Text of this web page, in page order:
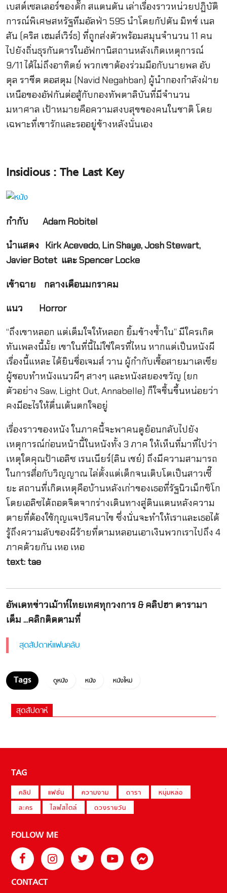
เบสต์เซลเลอร์ของดั๊ก สแตนตัน เล่าเรื่องราวหน่วยปฏิบัติ
การณ์พิเศษสหรัฐทีมอัลฟ่า 595 นำโดยกัปตัน มิทช์ เนล
สัน (คริส เฮมส์เวิร์ธ) ที่ถูกส่งตัวพร้อมสมุนจำนวน 11 คน
ไปยังถิ่นธุรกันดารในอัฟกานิสถานหลังเกิดเหตุการณ์
9/11 ได้ไม่ถึงอาทิตย์ พวกเขาต้องร่วมมือกับนายพล อับ
ดุล ราชีด ดอสตุม (Navid Negahban) ผู้นำกองกำลังฝ่าย
เหนือของอัฟกันต่อสู้กับกองทัพตาลิบันที่มีจำนวน
มหาศาล เป้าหมายคือความสงบสุขของคนในชาติ โดย
เฉพาะที่เขารักและรออยู่ข้างหลังนั่นเอง
Insidious : The Last Key
กำกับ Adam Robitel
นำแสดง Kirk Acevedo, Lin Shaye, Josh Stewart,
Javier Botet และ Spencer Locke
เข้าฉาย
กลางเดือนมกราคม
แนว Horror
“ถึงเขาหลอก แต่เต็มใจให้หลอก ยิ้มข้างช้ำใน” มีใครเกิด
ทันเพลงนี้มั้ย เขาในที่นี้ไม่ใช่ใครที่ไหน หากแต่เป็นหนังผี
เรื่องนี้แหละ ได้ยินชื่อเจมส์ วาน ผู้กำกับเชื้อสายมาเลเซีย
ผู้ชอบทำหนังแนวผีๆ สางๆ และหนังสยองขวัญ (ยก
ตัวอย่าง Saw, Light Out, Annabelle) ก็ใจชื้นขึ้นหน่อยว่า
คงมีอะไรให้ตื่นเต้นตกใจอยู่
เรื่องราวของหนัง ในภาคนี้จะพาคนดูย้อนกลับไปยัง
เหตุการณ์ก่อนหน้านี้ในหนังทั้ง 3 ภาค ให้เห็นที่มาที่ไปว่า
เหตุใดคุณป้าเอลิซ เรนเนียร์(ลิน เชย์) ถึงมีความสามารถ
ในการสื่อกับวิญญาณ ไล่ตั้งแต่เด็กจนเติบโตเป็นสาวเซี๊
ยะ สถานที่เกิดเหตุคือบ้านหลังเก่าของเธอที่รัฐนิวเม็กซิโก
โดยเอลิซได้ถอดจิตจากร่างเดินทางสู่ดินแดนหลังความ
ตายที่ต้องใช้กุญแจปริศนาไข ซึ่งนั่นจะทำให้เราและเธอได้
รู้ถึงความลับของผีร้ายที่ตามหลอนเอาเงินพวกเราไปถึง 4
ภาคด้วยกัน เหอ เหอ
text: tae
อัพเดทข่าวเม้าท์ไทยเทศทุกวงการ & คลิปฮา ดารามา
เต็ม ...คลิกติดตามที่
สุดสัปดาห์แฟนคลับ
ดูหนัง หนัง หนังใหม่
สุดสัปดาห์
TAG
คลิป แฟชั่น ความงาม ดารา
หนุ่มหล่อ
ละคร
ไลฟ์สไตล์ ดวงรายวัน
FOLLOW ME
CONTACT